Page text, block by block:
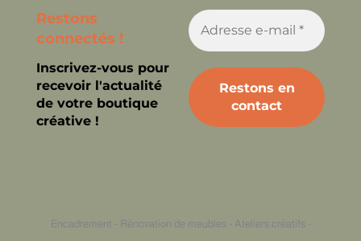
Restons
connectés !
Inscrivez-vous pour
recevoir l'actualité
de votre boutique
créative !
Encadrement - Rénovation de meubles - Ateliers créatifs -